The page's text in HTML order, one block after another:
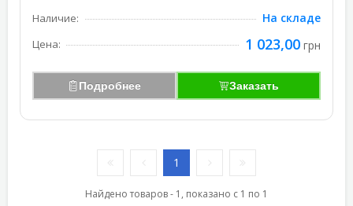
Наличие: На складе
Цена: 1 023,00 грн
Подробнее Заказать
1
Найдено товаров - 1, показано с 1 по 1